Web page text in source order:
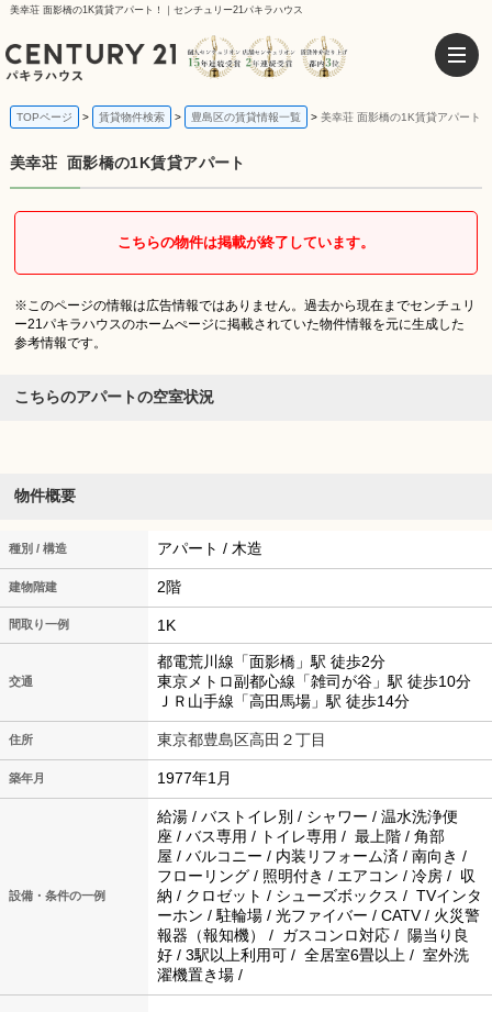
美幸荘 面影橋の1K賃貸アパート！｜センチュリー21パキラハウス
TOPページ 賃貸物件検索 豊島区の賃貸情報一覧 美幸荘 面影橋の1K賃貸アパート
美幸荘 面影橋の1K賃貸アパート
こちらの物件は掲載が終了しています。
※このページの情報は広告情報ではありません。過去から現在までセンチュリ
ー21パキラハウスのホームぺージに掲載されていた物件情報を元に生成した
参考情報です。
こちらのアパートの空室状況
物件概要
種別 / 構造 アパート / 木造
建物階建 2階
間取り一例 1K
交通
都電荒川線「面影橋」駅 徒歩2分
東京メトロ副都心線「雑司が谷」駅 徒歩10分
ＪＲ山手線「高田馬場」駅 徒歩14分
住所 東京都豊島区高田２丁目
築年月 1977年1月
設備・条件の一例
給湯 / バストイレ別 / シャワー / 温水洗浄便
座 / バス専用 / トイレ専用 / 最上階 / 角部
屋 / バルコニー / 内装リフォーム済 / 南向き /
フローリング / 照明付き / エアコン / 冷房 / 収
納 / クロゼット / シューズボックス / TVインタ
ーホン / 駐輪場 / 光ファイバー / CATV / 火災警
報器（報知機） / ガスコンロ対応 / 陽当り良
好 / 3駅以上利用可 / 全居室6畳以上 / 室外洗
濯機置き場 /